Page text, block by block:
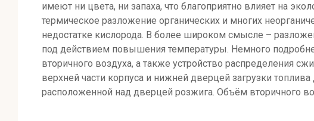
имеют ни цвета, ни запаха, что благоприятно влияет на
термическое разложение органических и многих
недостатке кислорода. В более широком смысле –
под действием повышения температуры. Немного
вторичного воздуха, а также устройство распределения
верхней части корпуса и нижней дверцей загрузки
расположенной над дверцей розжига. Объём вторичного